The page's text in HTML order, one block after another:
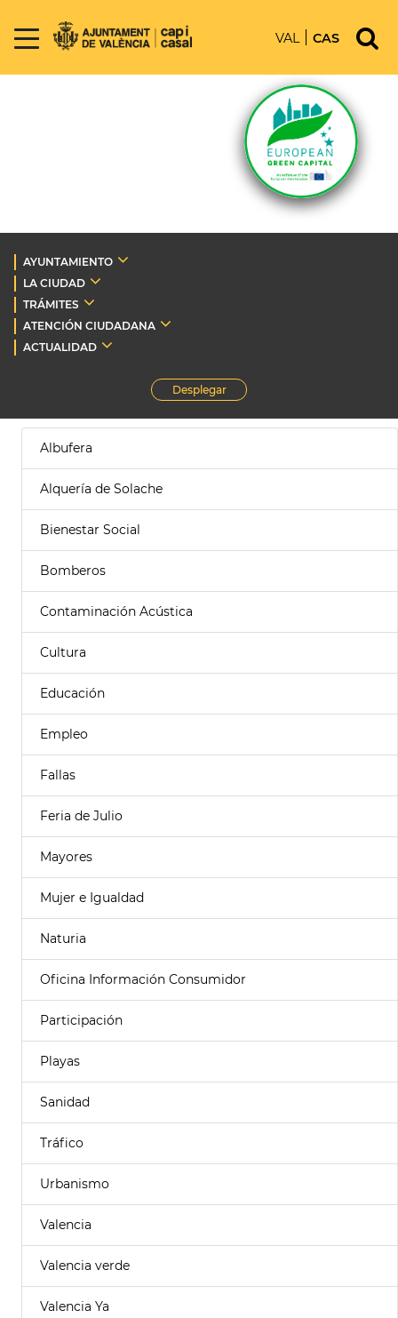
VAL CAS
AYUNTAMIENTO
LA CIUDAD
TRÁMITES
ATENCIÓN CIUDADANA
ACTUALIDAD
Desplegar
Albufera
Alquería de Solache
Bienestar Social
Bomberos
Contaminación Acústica
Cultura
Educación
Empleo
Fallas
Feria de Julio
Mayores
Mujer e Igualdad
Naturia
Oficina Información Consumidor
Participación
Playas
Sanidad
Tráfico
Urbanismo
Valencia
Valencia verde
Valencia Ya